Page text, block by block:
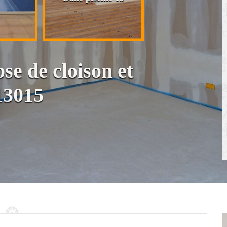
de cloison et